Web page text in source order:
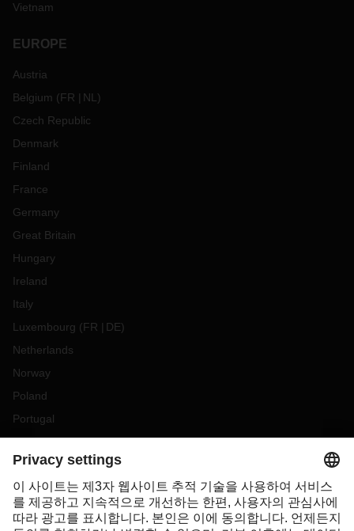
Vietnam
EUROPE
Austria
Belgium (FR NL )
Czech Republic
Denmark
Finland
France
Germany
Great Britain
Hungary
Ireland
Italy
Luxembourg (FR DE)
Netherlands
Norway
Poland
Portugal
Romania
Slovakia
Spain
Sweden